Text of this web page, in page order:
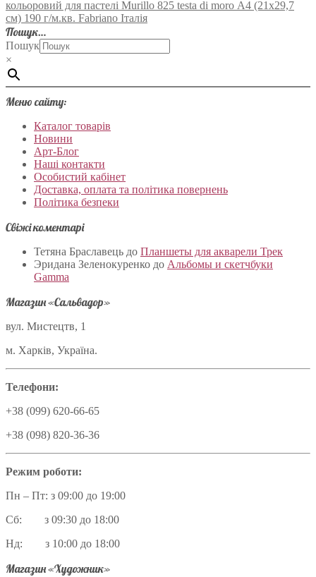
кольоровий для пастелі Murillo 825 testa di moro А4 (21х29,7
см) 190 г/м.кв. Fabriano Італія
Пошук…
Пошук
×
Меню сайту:
Каталог товарів
Новини
Арт-Блог
Наші контакти
Особистий кабінет
Доставка, оплата та політика повернень
Політика безпеки
Свіжі коментарі
Тетяна Браславець до Планшеты для акварели Трек
Эридана Зеленокуренко до Альбомы и скетчбуки
Gamma
Магазин «Сальвадор»
вул. Мистецтв, 1
м. Харків, Україна.
Телефони:
+38 (099) 620-66-65
+38 (098) 820-36-36
Режим роботи:
Пн – Пт: з 09:00 до 19:00
Сб: з 09:30 до 18:00
Нд: з 10:00 до 18:00
Магазин «Художник»